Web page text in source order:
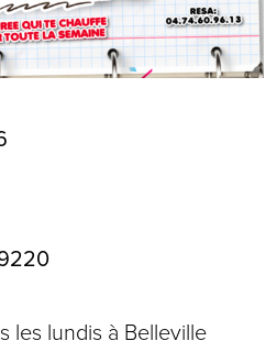
les lundis à Belleville